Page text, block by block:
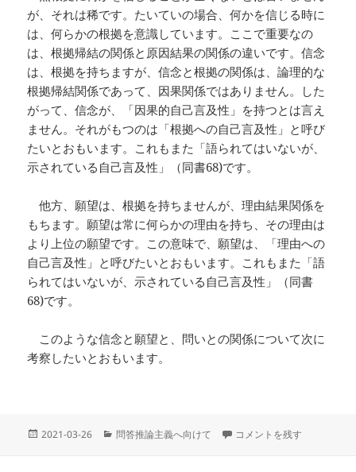
が、それは稀です。たいていの場合、何かを信じる時に
は、何らかの根拠を意識しています。ここで重要なの
は、根拠帰結の関係と原因結果の関係の違いです。信念
は、根拠を持ちますが、信念と根拠の関係は、論理的な
根拠帰結関係であって、因果関係ではありません。した
がって、信念が、「因果的自己言及性」を持つとは言え
ません。それがもつのは「根拠への自己言及性」と呼び
たいとおもいます。これもまた「語られてはいないが、
示されている自己言及性」（同書68)です。
他方、願望は、根拠を持ちませんが、理由結果関係を
もちます。願望は常に何らかの理由を持ち、その理由は
より上位の願望です。この意味で、願望は、「理由への
自己言及性」と呼びたいとおもいます。これもまた「語
られてはいないが、示されている自己言及性」（同書
68)です。
このような信念と願望と、問いとの関係について次に
考察したいとおもいます。
投
2021-03-26
カ
問答推論主義へ向けて 37 志向性としての信念
コメントを残す